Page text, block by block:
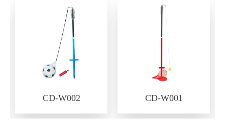
CD-W002 CD-W001